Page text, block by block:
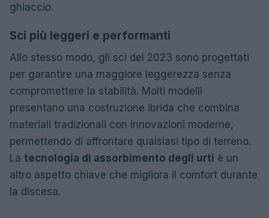
ghiaccio.
Sci più leggeri e performanti
Allo stesso modo, gli sci del 2023 sono progettati
per garantire una maggiore leggerezza senza
compromettere la stabilità. Molti modelli
presentano una costruzione ibrida che combina
materiali tradizionali con innovazioni moderne,
permettendo di affrontare qualsiasi tipo di terreno.
La tecnologia di assorbimento degli urti è un
altro aspetto chiave che migliora il comfort durante
la discesa.